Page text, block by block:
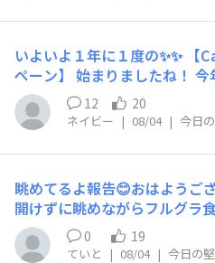
いよいよ１年に１度の✨️✨️ 【
ペーン】 始まりましたね！ 今年は北海道産じゃがいも🥔
に 可愛いオリジナルポーチ👝
いてくる！ と知り絶対にGETしたいで
たら当たるのか？ 当選経験者
🙏 とりあえず、 １口（20ルビー）応募してみました😊 ひ
める日々が続きそうです😆
12 20
ネイビー | 08/04 | 今日
眺めてるよ報告😊おはようご
開けずに眺めながらフルグラ
お盆に入るので楽しみにして
穫祭の告知が！なんとも嬉しい
0 19
ていと | 08/04 | 今日の